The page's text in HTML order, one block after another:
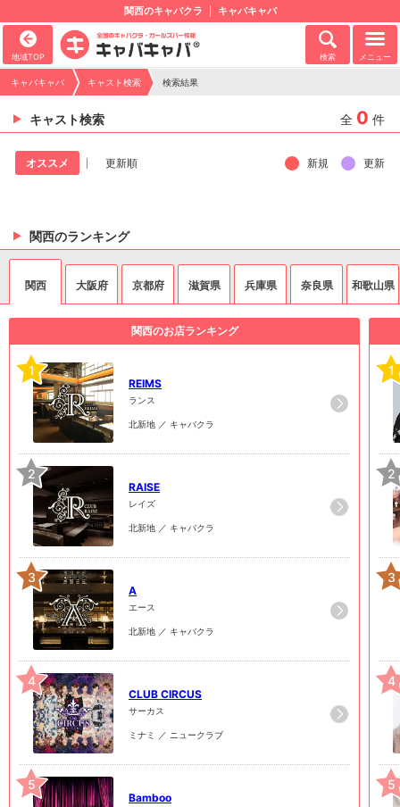
関西のキャバクラ キャバキャバ
地域TOP 検索 メニュー
キャバキャバ キャスト検索 検索結果
キャスト検索 全 0 件
オススメ 更新順 新規 更新
関西のランキング
関西 大阪府 京都府 滋賀県 兵庫県 奈良県 和歌山県
関西のお店ランキング
1
REIMS
ランス
北新地 ／ キャバクラ
2
RAISE
レイズ
北新地 ／ キャバクラ
3
A
エース
北新地 ／ キャバクラ
4
CLUB CIRCUS
サーカス
ミナミ ／ ニュークラブ
5
Bamboo
1
2
3
4
5